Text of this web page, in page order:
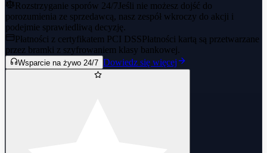
Rozstrzyganie sporów 24/7Jeśli nie możesz dojść do
porozumienia ze sprzedawcą, nasz zespół wkroczy do akcji i
podejmie sprawiedliwą decyzję.
Płatności z certyfikatem PCI DSS Płatności kartą są przetwarzane
przez bramki z szyfrowaniem klasy bankowej.
Wsparcie na żywo 24/7 Dowiedz się więcej